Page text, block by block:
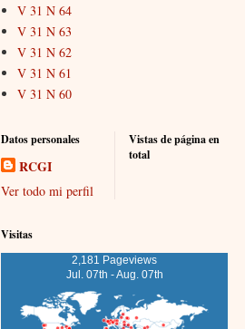
V 31 N 64
V 31 N 63
V 31 N 62
V 31 N 61
V 31 N 60
Datos personales
RCGI
Ver todo mi perfil
Vistas de página en
total
Visitas
2,181 Pageviews
Jul. 07th - Aug. 07th